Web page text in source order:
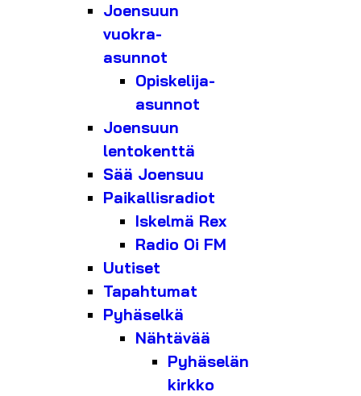
Joensuun
vuokra-
asunnot
Opiskelija-
asunnot
Joensuun
lentokenttä
Sää Joensuu
Paikallisradiot
Iskelmä Rex
Radio Oi FM
Uutiset
Tapahtumat
Pyhäselkä
Nähtävää
Pyhäselän
kirkko